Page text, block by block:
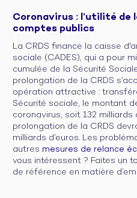
Coronavirus : l’utilité de
comptes publics
La CRDS finance la caisse
sociale (CADES), qui a pour
cumulée de la Sécurité
prolongation de la CRDS
opération attractive :
Sécurité sociale, le montant
coronavirus, soit 132 milliards
prolongation de la CRDS
milliards d’euros. Les
autres mesures de relance
vous intéressent ? Faites un
de référence en matière